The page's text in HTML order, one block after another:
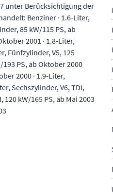
unter Berücksichtigung der
Benziner · 1.6-Liter,
85 kW/115 PS, ab
2001 · 1.8-Liter,
Fünfzylinder, V5, 125
193 PS, ab Oktober 2000
2000 · 1.9-Liter,
Sechszylinder, V6, TDI,
120 kW/165 PS, ab Mai 2003